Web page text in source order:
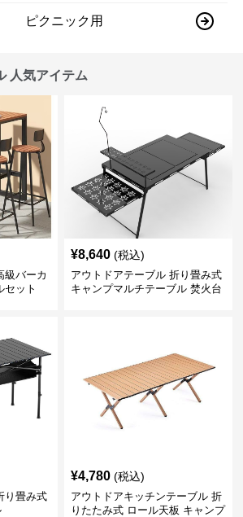
ピクニック用
人気アイテム
級バーカ
セット
¥8,640 (税込)
アウトドアテーブル 折り畳み式
キャンプマルチテーブル 焚火台
り畳み式
¥4,780 (税込)
アウトドアキッチンテーブル 折
りたたみ式 ロール天板 キャンプ